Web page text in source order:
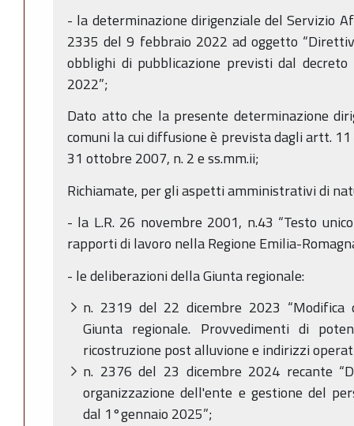
- la determinazione dirigenziale del Servizio
2335 del 9 febbraio 2022 ad oggetto
obblighi di pubblicazione previsti dal
2022”;
Dato atto che la presente determinazione
comuni la cui diffusione è prevista dagli artt.
31 ottobre 2007, n. 2 e ss.mm.ii;
Richiamate, per gli aspetti amministrativi di
- la L.R. 26 novembre 2001, n.43 “Testo
rapporti di lavoro nella Regione Emilia-
- le deliberazioni della Giunta regionale:
n. 2319 del 22 dicembre 2023
Giunta regionale. Provvedimenti di
ricostruzione post alluvione e indirizzi
n. 2376 del 23 dicembre 2024 recante
organizzazione dell'ente e gestione del
dal 1°gennaio 2025”;